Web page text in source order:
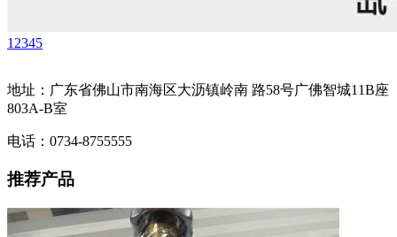
1 2345
地址：广东省佛山市南海区大沥镇岭南 路58号广佛智城11B座
803A-B室
电话：0734-8755555
推荐产品